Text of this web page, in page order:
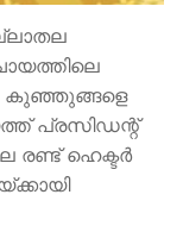
കുഞ്ഞുങ്ങളെ
പ്രസിഡന്റ്
രണ്ട് ഹെക്ടർ